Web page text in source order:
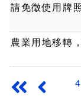
請免徵使用牌
農業用地移轉
最前頁上一頁4